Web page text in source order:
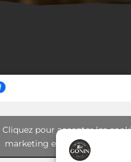
Cliquez pour accepter les
marketing et activer ce